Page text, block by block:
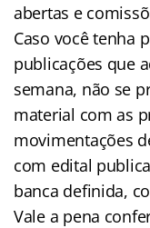
abertas e
Caso você tenha
publicações que
semana, não se
material com as
movimentações
com edital
banca definida,
Vale a pena